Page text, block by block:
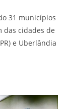
31 municípios
das cidades de
e Uberlândia